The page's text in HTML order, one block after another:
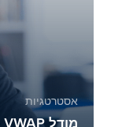
אסטרטגיות